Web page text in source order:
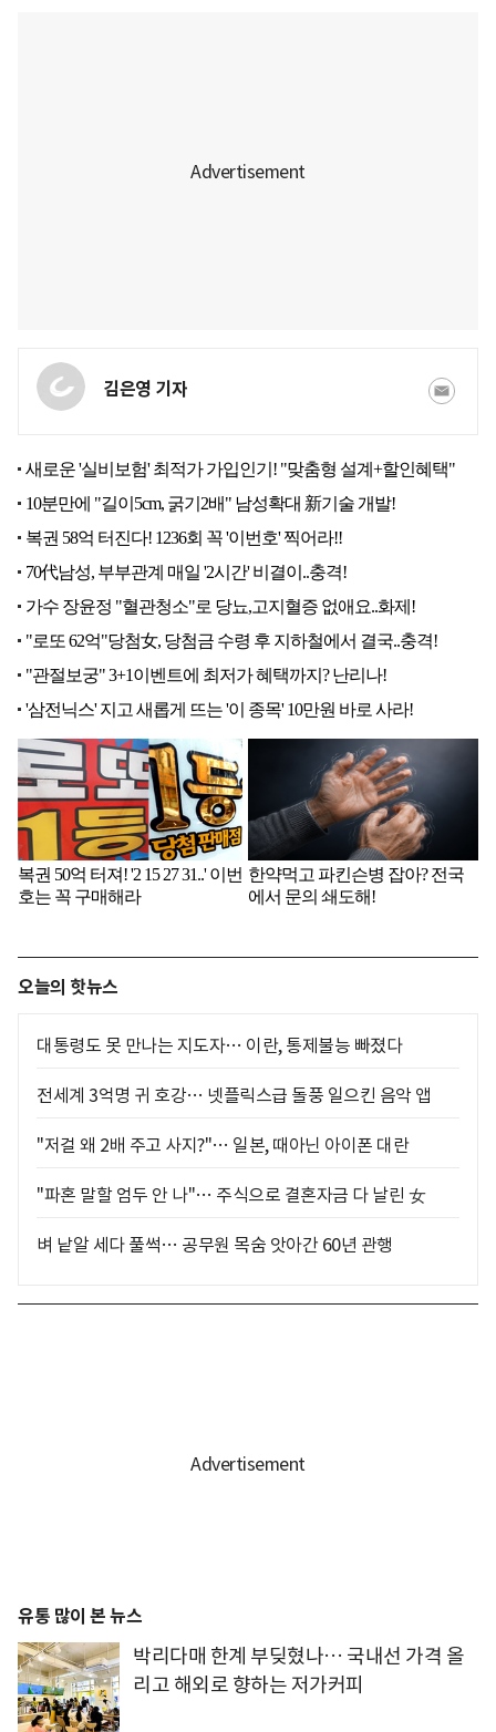
김은영 기자
오늘의 핫뉴스
대통령도 못 만나는 지도자… 이란, 통제불능 빠졌다
전세계 3억명 귀 호강… 넷플릭스급 돌풍 일으킨 음악 앱
"저걸 왜 2배 주고 사지?"… 일본, 때아닌 아이폰 대란
"파혼 말할 엄두 안 나"… 주식으로 결혼자금 다 날린 女
벼 낱알 세다 풀썩… 공무원 목숨 앗아간 60년 관행
유통 많이 본 뉴스
박리다매 한계 부딪혔나… 국내선 가격 올
리고 해외로 향하는 저가커피